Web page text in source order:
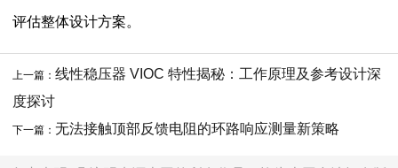
评估整体设计方案。
上一篇：线性稳压器 VIOC 特性揭秘：工作原理及参考设计深
度探讨
下一篇：无法接触顶部反馈电阻的环路响应测量新策略